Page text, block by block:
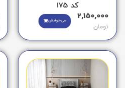
کد 175
2,150,000
تومان
می‌خوامش